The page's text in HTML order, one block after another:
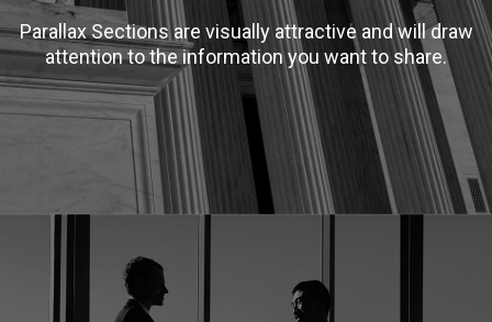
Parallax Sections are visually attractive and will draw
attention to the information you want to share.